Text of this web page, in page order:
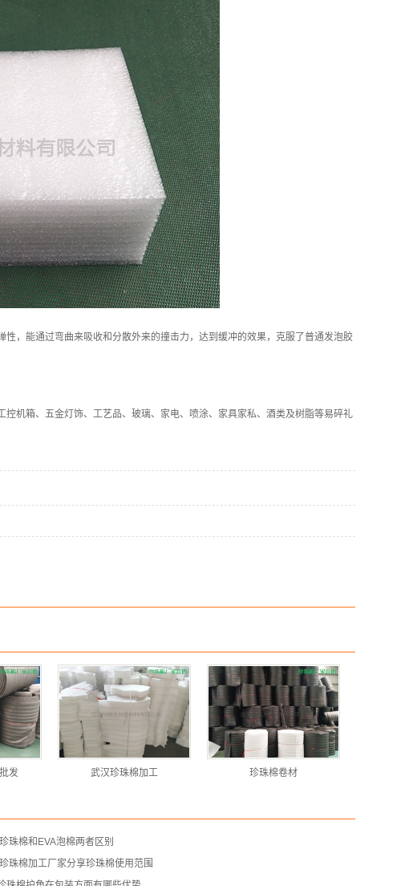
，能通过弯曲来吸收和分散外来的撞击力，达到缓冲的效果，克服了普通发泡胶
机箱、五金灯饰、工艺品、玻璃、家电、喷涂、家具家私、酒类及树脂等易碎礼
发 武汉珍珠棉加工 珍珠棉卷材
珠棉和EVA泡棉两者区别
珠棉加工厂家分享珍珠棉使用范围